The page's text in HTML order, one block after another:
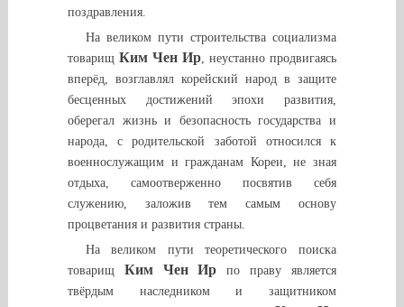
поздравления.
На великом пути строительства социализма
товарищ Ким Чен Ир, неустанно продвигаясь
вперёд, возглавлял корейский народ в защите
бесценных достижений эпохи развития,
оберегал жизнь и безопасность государства и
народа, с родительской заботой относился к
военнослужащим и гражданам Кореи, не зная
отдыха, самоотверженно посвятив себя
служению, заложив тем самым основу
процветания и развития страны.
На великом пути теоретического поиска
товарищ Ким Чен Ир по праву является
твёрдым наследником и защитником